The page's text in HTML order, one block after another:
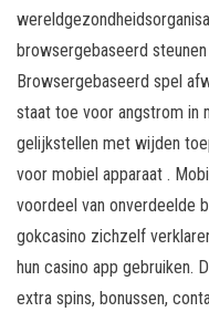
browsergebaseerd
Browsergebaseerd spel
staat toe voor angstrom in
gelijkstellen met wijden
voor mobiel apparaat .
voordeel van onverdeelde
gokcasino zichzelf
hun casino app gebruiken.
extra spins, bonussen,